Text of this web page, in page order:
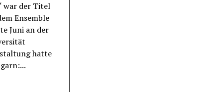
war der Titel
Ensemble
Juni an der
hatte